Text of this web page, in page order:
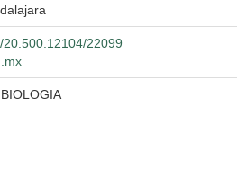
22099